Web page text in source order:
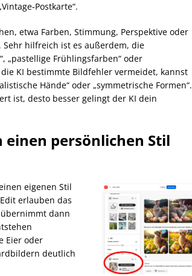
etwa Farben, Stimmung, Perspektive oder
Sehr hilfreich ist es außerdem, die
„pastellige Frühlingsfarben“ oder
KI bestimmte Bildfehler vermeidet, kannst
Hände“ oder „symmetrische Formen“.
ist, desto besser gelingt der KI dein
einen persönlichen Stil
eigenen Stil
erlauben das
dann
Eier oder
deutlich